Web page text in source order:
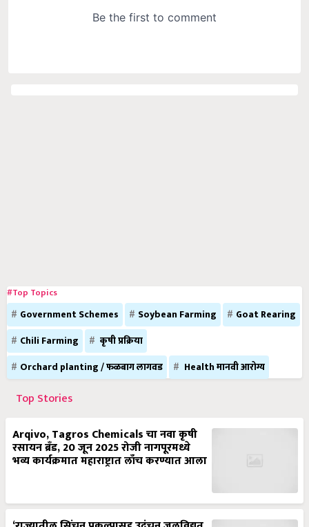
#Top Topics
Government Schemes Soybean Farming
Goat Rearing
Chili Farming
कृषी प्रक्रिया
Orchard planting / फळबाग लागवड
Health मानवी आरोग्य
Top Stories
Arqivo, Tagros Chemicals चा नवा कृषी
रसायन ब्रँड, 20 जून 2025 रोजी नागपूरमध्ये
भव्य कार्यक्रमात महाराष्ट्रात लाँच करण्यात आला